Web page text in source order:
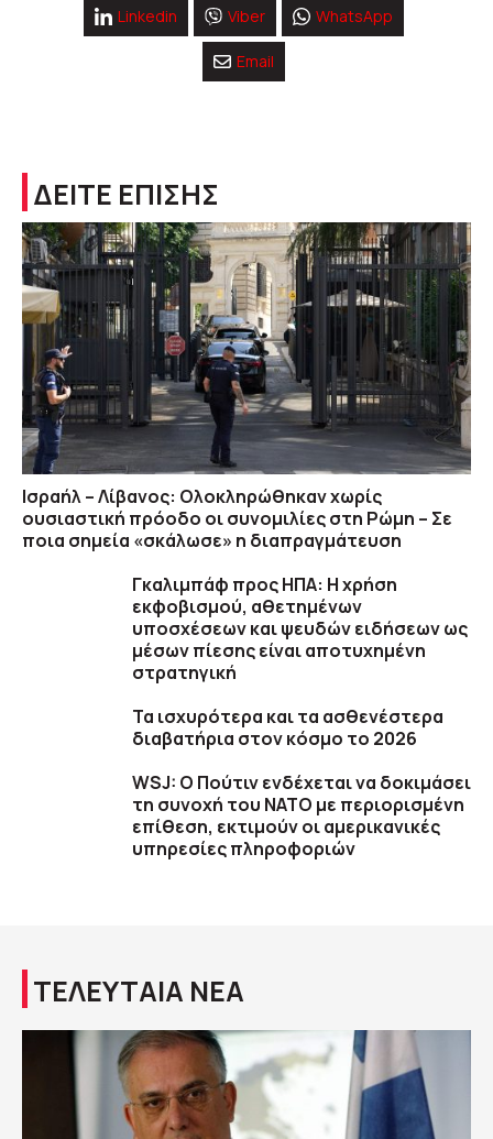
Linkedin Viber WhatsApp
Email
ΔΕΙΤΕ ΕΠΙΣΗΣ
Ισραήλ – Λίβανος: Ολοκληρώθηκαν χωρίς
ουσιαστική πρόοδο οι συνομιλίες στη Ρώμη – Σε
ποια σημεία «σκάλωσε» η διαπραγμάτευση
Γκαλιμπάφ προς ΗΠΑ: Η χρήση
εκφοβισμού, αθετημένων
υποσχέσεων και ψευδών ειδήσεων ως
μέσων πίεσης είναι αποτυχημένη
στρατηγική
Τα ισχυρότερα και τα ασθενέστερα
διαβατήρια στον κόσμο το 2026
WSJ: Ο Πούτιν ενδέχεται να δοκιμάσει
τη συνοχή του ΝΑΤΟ με περιορισμένη
επίθεση, εκτιμούν οι αμερικανικές
υπηρεσίες πληροφοριών
ΤΕΛΕΥΤΑΙΑ ΝΕΑ